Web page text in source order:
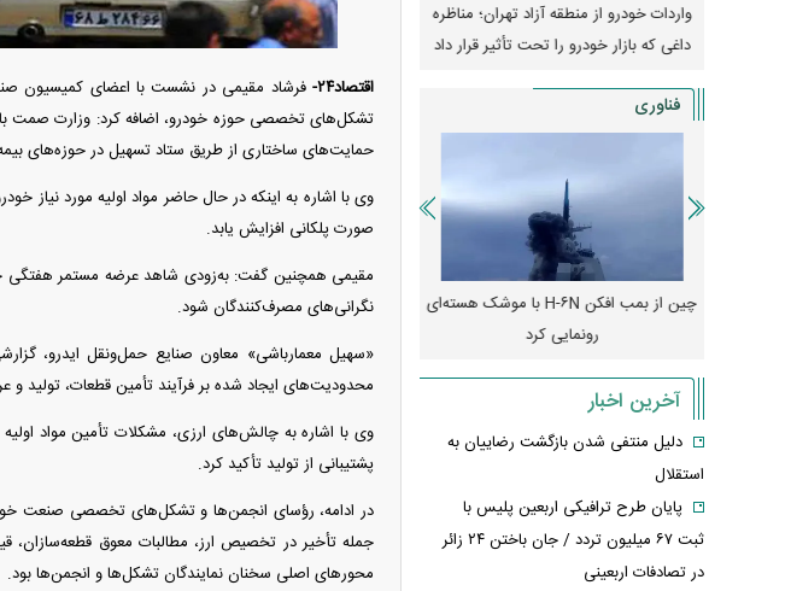
اقتصاد۲۴-
فرشاد مقیمی در نشست با اعضای کمیسیون
تشکل‌های تخصصی حوزه خودرو، اضافه کرد: وزارت صمت
حمایت‌های ساختاری از طریق ستاد تسهیل در حوزه‌های
وی با اشاره به اینکه در حال حاضر مواد اولیه مورد نیاز
صورت پلکانی افزایش یابد.
مقیمی همچنین گفت: به‌زودی شاهد عرضه مستمر هفتگی
نگرانی‌های مصرف‌کنندگان شود.
«سهیل معمارباشی» معاون صنایع حمل‌ونقل ایدرو،
محدودیت‌های ایجاد شده بر فرآیند تأمین قطعات، تولید و
وی با اشاره به چالش‌های ارزی، مشکلات تأمین مواد
پشتیبانی از تولید تأکید کرد.
در ادامه، رؤسای انجمن‌ها و تشکل‌های تخصصی صنعت
جمله تأخیر در تخصیص ارز، مطالبات معوق قطعه‌سازان،
محور‌های اصلی سخنان نمایندگان تشکل‌ها و انجمن‌ها بود.
واردات خودرو از منطقه آزاد تهران؛ مناظره
داغی که بازار خودرو را تحت تأثیر قرار داد
قیمت خودرو وارد فاز جدید شد/ اولین
واکنش بازار به تحولات سیاسی + جدول
هجوم
کارخانه‌های
فناوری
چین از بمب افکن H-۶N با موشک هسته‌ای
رونمایی کرد
پهپاد رهگیر یا موشک پدافند؛ قدرت تهدید
آخرین اخبار
دلیل منتفی شدن بازگشت رضاییان به
استقلال
پایان طرح ترافیکی اربعین پلیس با
ثبت ۶۷ میلیون تردد / جان باختن ۲۴ زائر
در تصادفات اربعینی